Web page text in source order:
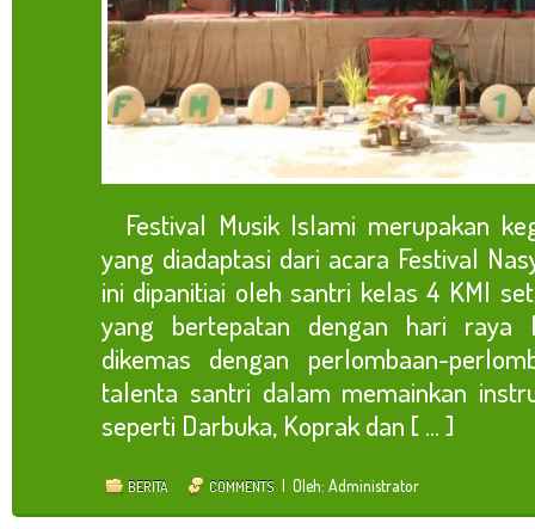
Festival Musik Islami merupakan
yang diadaptasi dari acara Festival
ini dipanitiai oleh santri kelas 4 KMI
yang bertepatan dengan hari raya
dikemas dengan perlombaan-
talenta santri dalam memainkan
seperti Darbuka, Koprak dan [ ... ]
BERITA COMMENTS | Oleh: Administrator